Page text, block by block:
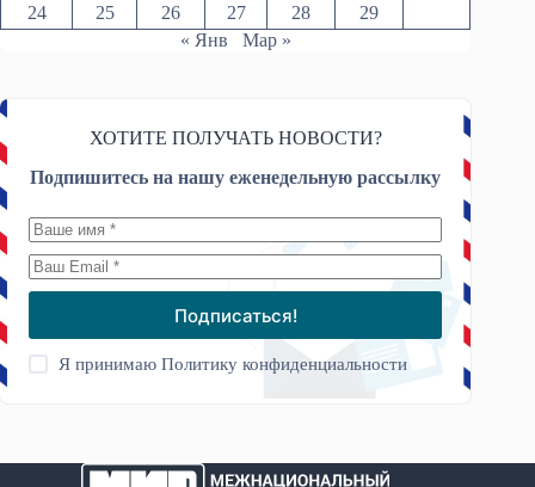
24
25 26 27 28
29
« Янв
Мар »
ХОТИТЕ ПОЛУЧАТЬ НОВОСТИ?
Подпишитесь на нашу еженедельную рассылку
Подписаться!
Я принимаюПолитику конфиденциальности